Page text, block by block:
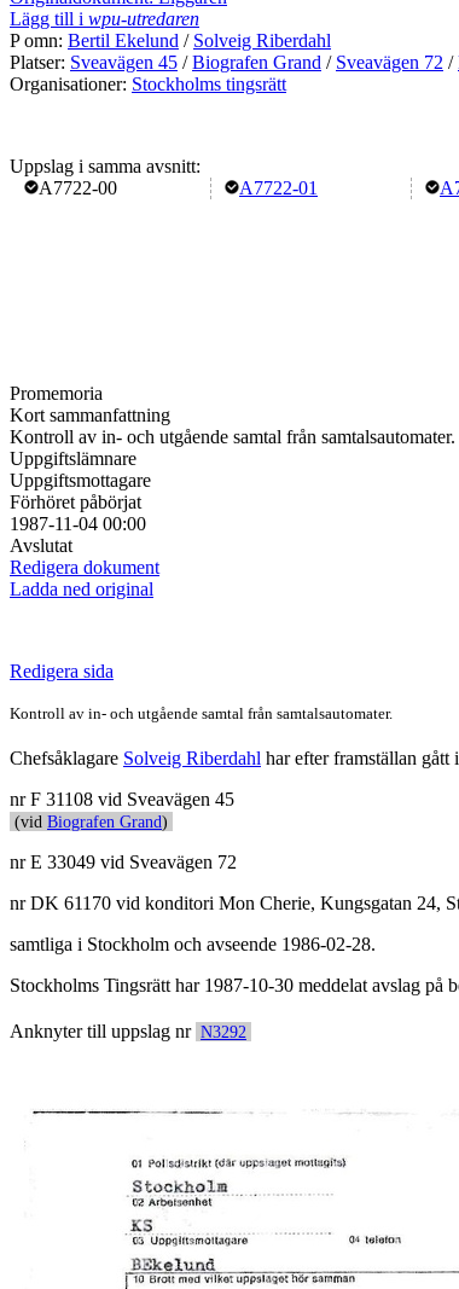
Lägg till i wpu-utredaren
P omn: Bertil Ekelund / Solveig Riberdahl
Platser: Sveavägen 45 /Biografen Grand / Sveavägen 72 /
Organisationer: Stockholms tingsrätt
Uppslag i samma avsnitt:
A7722-00
A7722-01
Promemoria
Kort sammanfattning
Kontroll av in- och utgående samtal från samtalsautomater.
Uppgiftslämnare
Uppgiftsmottagare
Förhöret påbörjat
1987-11-04 00:00
Avslutat
Redigera dokument
Ladda ned original
Redigera sida
Kontroll av in- och utgående samtal från samtalsautomater.
Chefsåklagare Solveig Riberdahl har efter framställan gått
nr F 31108 vid Sveavägen 45
(vid Biografen Grand)
nr E 33049 vid Sveavägen 72
nr DK 61170 vid konditori Mon Cherie, Kungsgatan 24,
samtliga i Stockholm och avseende 1986-02-28.
Stockholms Tingsrätt har 1987-10-30 meddelat avslag på
Anknyter till uppslag nr N3292